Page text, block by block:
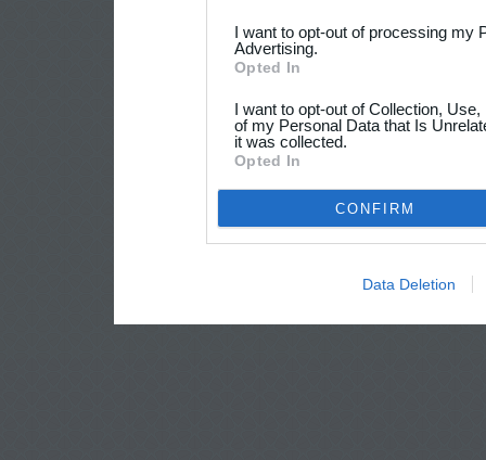
I want to opt-out of processing my
Advertising.
Opted In
I want to opt-out of Collection,
of my Personal Data that Is
it was collected.
Opted In
CONFIRM
Data Deletion